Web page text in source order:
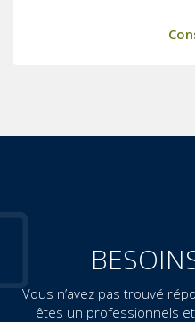
Vous n’avez pas trouvé
êtes un professionnels